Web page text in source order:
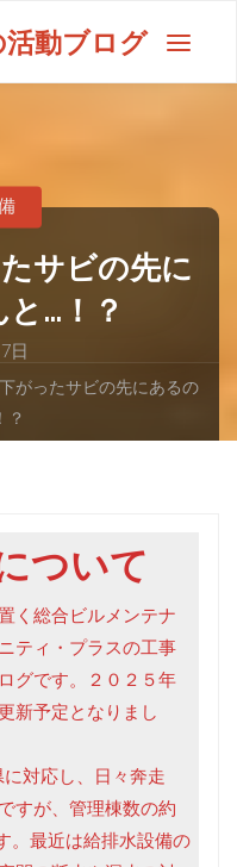
動ブログ
サビの先に
…！？
日
がったサビの先にあるの
？
ついて
く総合ビルメンテナ
ティ・プラスの工事
グです。２０２５年
新予定となりまし
対応し、日々奔走
すが、管理棟数の約
。最近は給排水設備の